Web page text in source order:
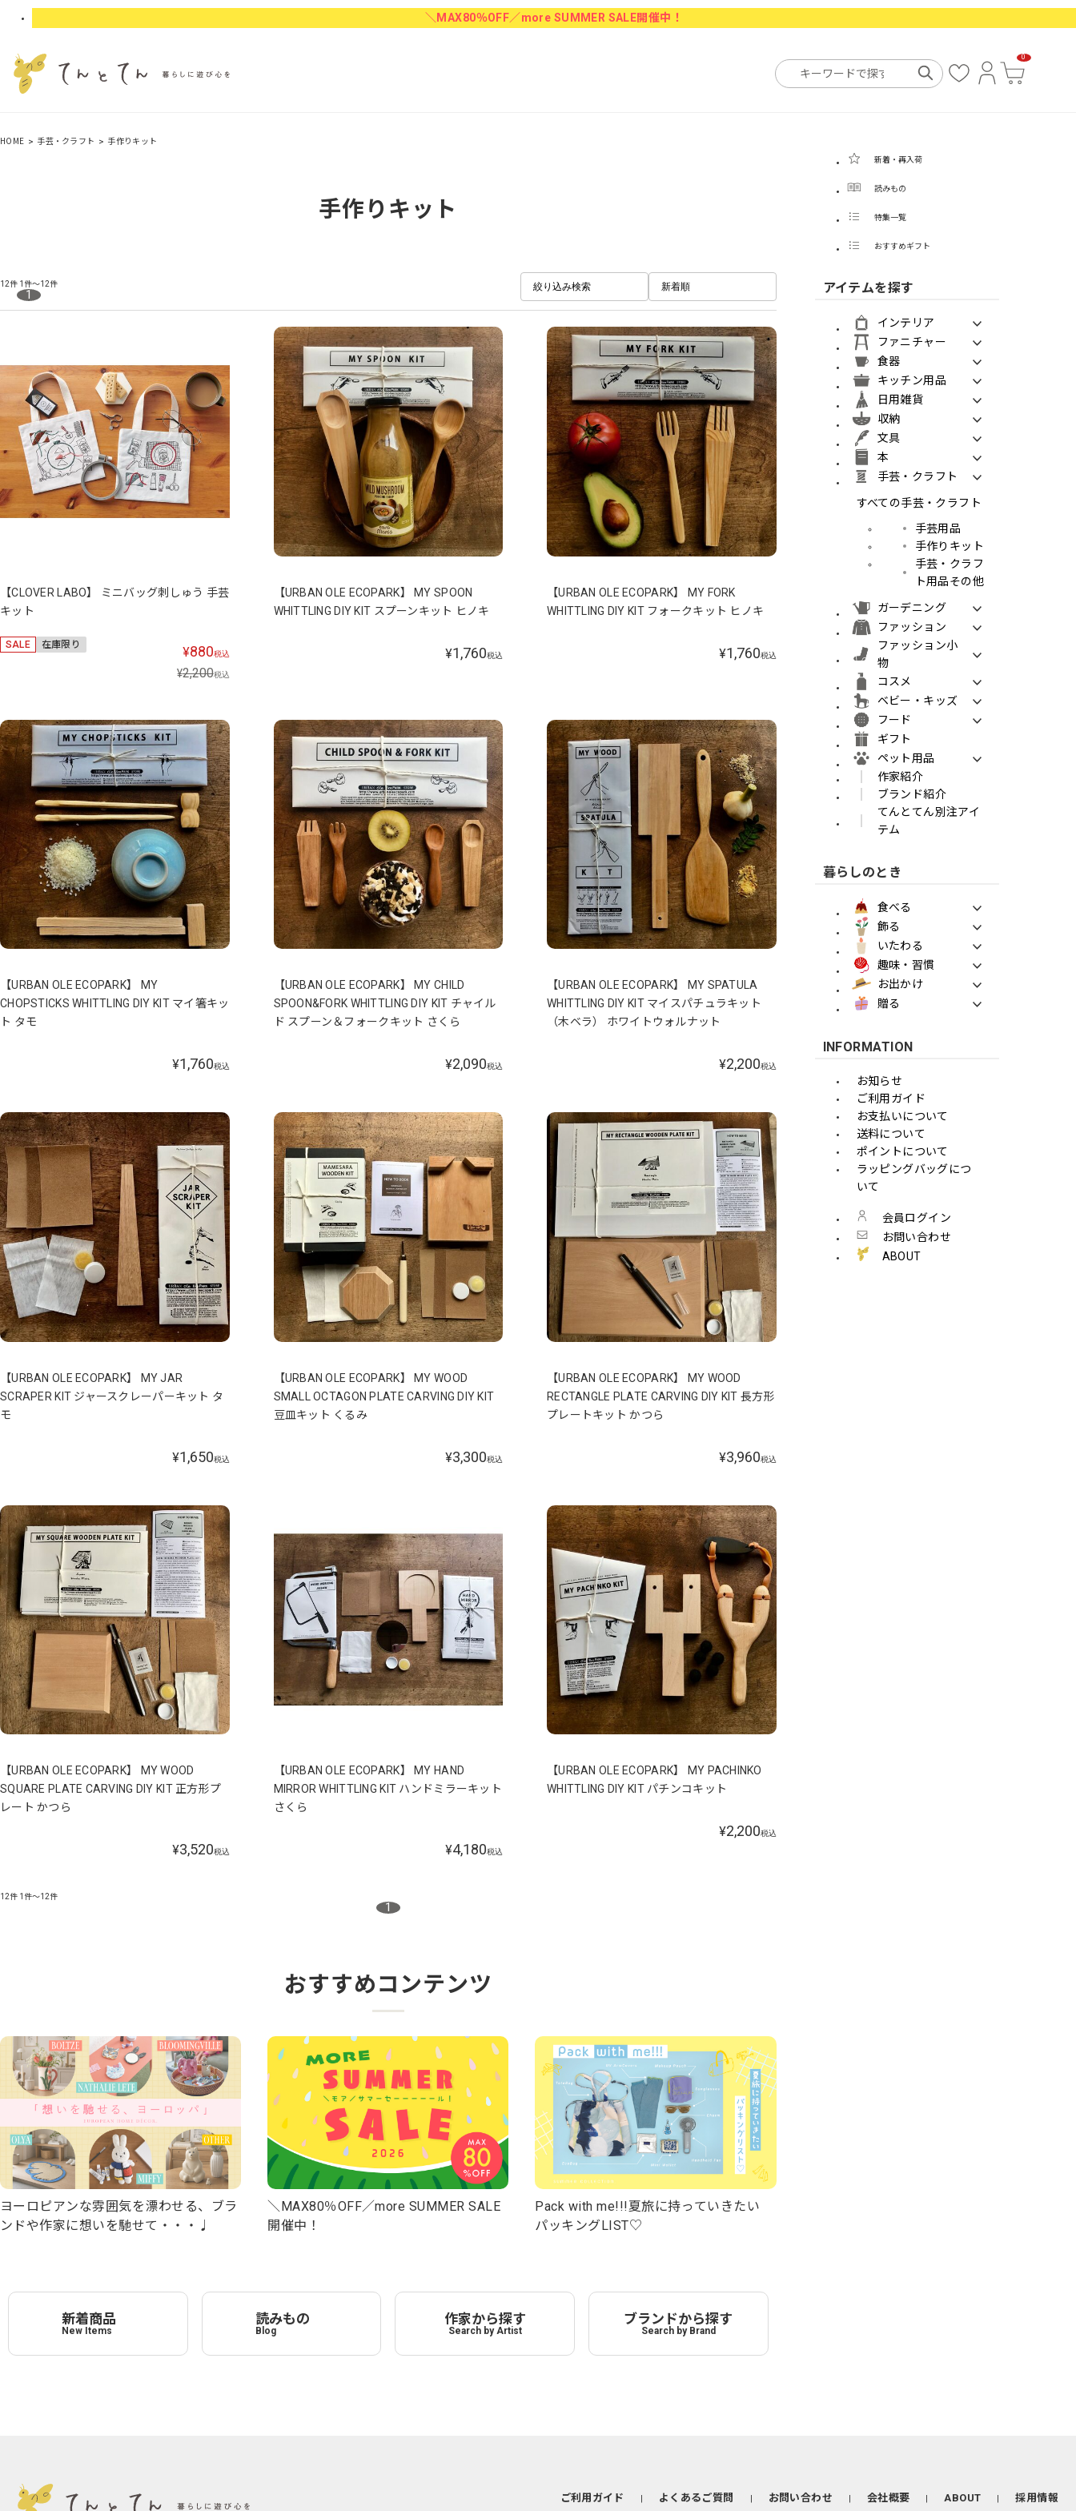
＼MAX80％OFF／more SUMMER SALE開催中！
0
HOME 手芸・クラフト 手作りキット
手作りキット
12件 1件～12件
1
絞り込み検索 新着順
【CLOVER LABO】 ミニバッグ刺しゅう 手芸
キット
SALE 在庫限り ¥880税込
¥2,200税込
【URBAN OLE ECOPARK】 MY SPOON
WHITTLING DIY KIT スプーンキット ヒノキ
¥1,760税込
【URBAN OLE ECOPARK】 MY FORK
WHITTLING DIY KIT フォークキット ヒノキ
¥1,760税込
【URBAN OLE ECOPARK】 MY
CHOPSTICKS WHITTLING DIY KIT マイ箸キッ
ト タモ
¥1,760税込
【URBAN OLE ECOPARK】 MY CHILD
SPOON&FORK WHITTLING DIY KIT チャイル
ド スプーン＆フォークキット さくら
¥2,090税込
【URBAN OLE ECOPARK】 MY SPATULA
WHITTLING DIY KIT マイスパチュラキット
（木ベラ） ホワイトウォルナット
¥2,200税込
【URBAN OLE ECOPARK】 MY JAR
SCRAPER KIT ジャースクレーパーキット タ
モ
¥1,650税込
【URBAN OLE ECOPARK】 MY WOOD
SMALL OCTAGON PLATE CARVING DIY KIT
豆皿キット くるみ
¥3,300税込
【URBAN OLE ECOPARK】 MY WOOD
RECTANGLE PLATE CARVING DIY KIT 長方形
プレートキット かつら
¥3,960税込
【URBAN OLE ECOPARK】 MY WOOD
SQUARE PLATE CARVING DIY KIT 正方形プ
レート かつら
¥3,520税込
【URBAN OLE ECOPARK】 MY HAND
MIRROR WHITTLING KIT ハンドミラーキット
さくら
¥4,180税込
【URBAN OLE ECOPARK】 MY PACHINKO
WHITTLING DIY KIT パチンコキット
¥2,200税込
12件 1件～12件
1
おすすめコンテンツ
ヨーロピアンな雰囲気を漂わせる、ブラ
ンドや作家に想いを馳せて・・・♩
＼MAX80％OFF／more SUMMER SALE
開催中！
Pack with me!!!夏旅に持っていきたい
パッキングLIST♡
新着商品
New Items
読みもの
Blog
作家から探す
Search by Artist
ブランドから探す
Search by Brand
新着・再入荷
読みもの
特集一覧
おすすめギフト
アイテムを探す
インテリア
ファニチャー
食器
キッチン用品
日用雑貨
収納
文具
本
手芸・クラフト
すべての手芸・クラフト
手芸用品
手作りキット
手芸・クラフ
ト用品その他
ガーデニング
ファッション
ファッション小
物
コスメ
ベビー・キッズ
フード
ギフト
ペット用品
作家紹介
ブランド紹介
てんとてん別注アイ
テム
暮らしのとき
食べる
飾る
いたわる
趣味・習慣
お出かけ
贈る
INFORMATION
お知らせ
ご利用ガイド
お支払いについて
送料について
ポイントについて
ラッピングバッグにつ
いて
会員ログイン
お問い合わせ
ABOUT
ご利用ガイド よくあるご質問 お問い合わせ 会社概要 ABOUT 採用情報